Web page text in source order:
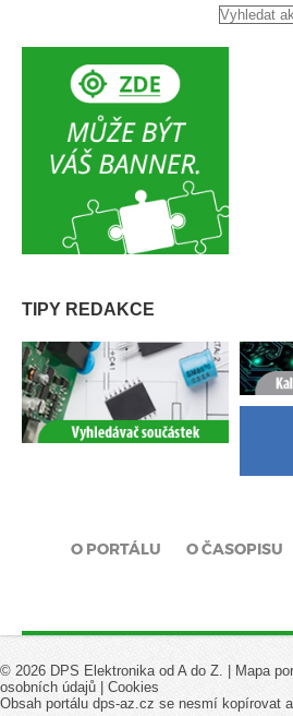
TIPY REDAKCE
O PORTÁLU O ČASOPISU
© 2026 DPS Elektronika od A do Z. | Mapa
osobních údajů
Cookies
Obsah portálu dps-az.cz se nesmí kopírovat